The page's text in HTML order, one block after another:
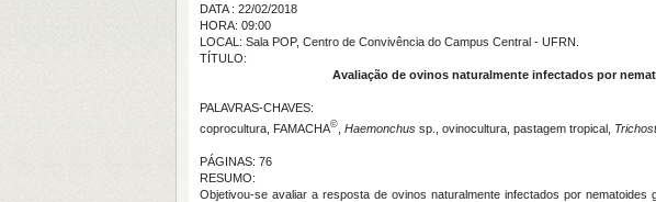
DATA : 22/02/2018
HORA: 09:00
LOCAL: Sala POP, Centro de Convivência do Campus Central - UFRN.
TÍTULO:
Avaliação de ovinos naturalmente infectados por
PALAVRAS-CHAVES:
coprocultura, FAMACHA© Haemonchus sp., ovinocultura, pastagem tropical,
PÁGINAS: 76
RESUMO:
Objetivou-se avaliar a resposta de ovinos naturalmente infectados por